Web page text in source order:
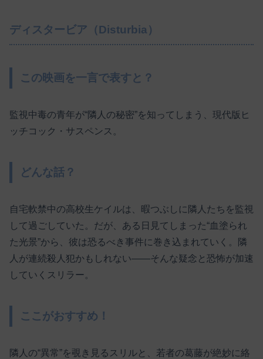
ディスタービア（Disturbia）
この映画を一言で表すと？
監視中毒の青年が“隣人の秘密”を知ってしまう、現代版ヒ
ッチコック・サスペンス。
どんな話？
自宅軟禁中の高校生ケイルは、暇つぶしに隣人たちを監視
して過ごしていた。だが、ある日見てしまった“血塗られ
た光景”から、彼は恐るべき事件に巻き込まれていく。隣
人が連続殺人犯かもしれない――そんな疑念と恐怖が加速
していくスリラー。
ここがおすすめ！
隣人の“異常”を覗き見るスリルと、若者の葛藤が絶妙に絡